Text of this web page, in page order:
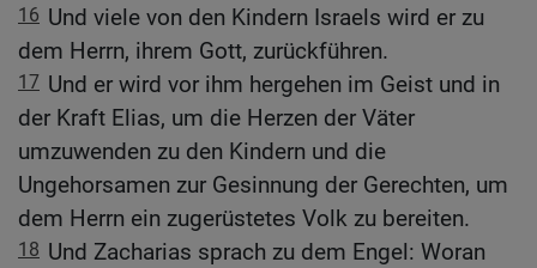
16 Und viele von den Kindern Israels wird er zu
dem Herrn, ihrem Gott, zurückführen.
17 Und er wird vor ihm hergehen im Geist und in
der Kraft Elias, um die Herzen der Väter
umzuwenden zu den Kindern und die
Ungehorsamen zur Gesinnung der Gerechten, um
dem Herrn ein zugerüstetes Volk zu bereiten.
18 Und Zacharias sprach zu dem Engel: Woran